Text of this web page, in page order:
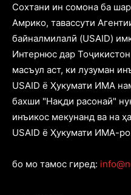
Cохтани ин сомона ба
Амрико, тавассути
байналмилалӣ (USAID)
Интернюс дар
масъул аст, ки лузуман
USAID ё Ҳукумати ИМА
бахши "Нақди расонаӣ"
инъикос мекунанд ва на
USAID ё Ҳукумати ИМА-
бо мо тамос гиред: